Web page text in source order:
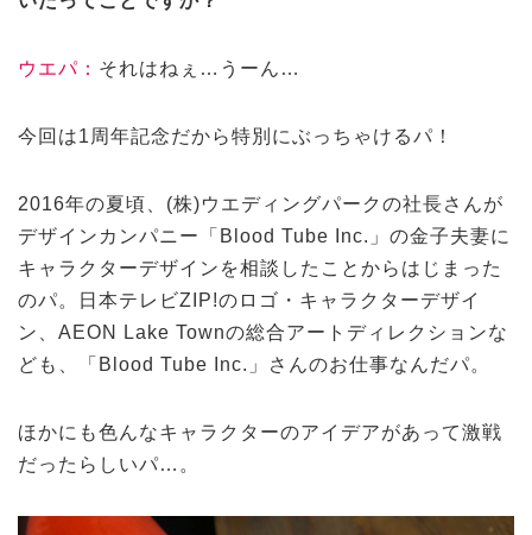
ウエパ： それはねぇ…うーん…
今回は1周年記念だから特別にぶっちゃけるパ！
2016年の夏頃、(株)ウエディングパークの社長さんが
デザインカンパニー「Blood Tube Inc.」の金子夫妻に
キャラクターデザインを相談したことからはじまった
のパ。日本テレビZIP!のロゴ・キャラクターデザイ
ン、AEON Lake Townの総合アートディレクションな
ども、「Blood Tube Inc.」さんのお仕事なんだパ。
ほかにも色んなキャラクターのアイデアがあって激戦
だったらしいパ…。